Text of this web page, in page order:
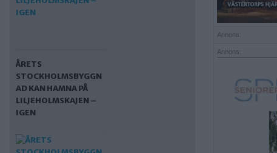
ÅRETS
STOCKHOLMSBYGGN
AD KAN HAMNA PÅ
LILJEHOLMSKAJEN –
IGEN
Annons:
Annons: